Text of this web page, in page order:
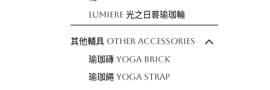
Lumiere 光之日晷瑜珈輪
其他輔具 Other Accessories
瑜珈磚 Yoga Brick
瑜珈繩 Yoga Strap